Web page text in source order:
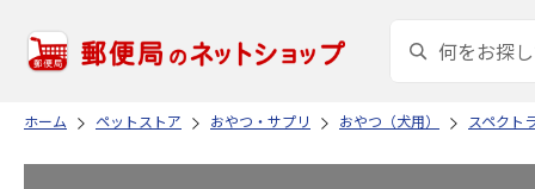
ホーム ペットストア おやつ・サプリ おやつ（犬用） スペクト